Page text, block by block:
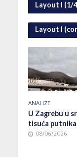
Layout I (1/
Layout I
ANALIZE
U Zagrebu u
tisuća putnika
08/06/2026